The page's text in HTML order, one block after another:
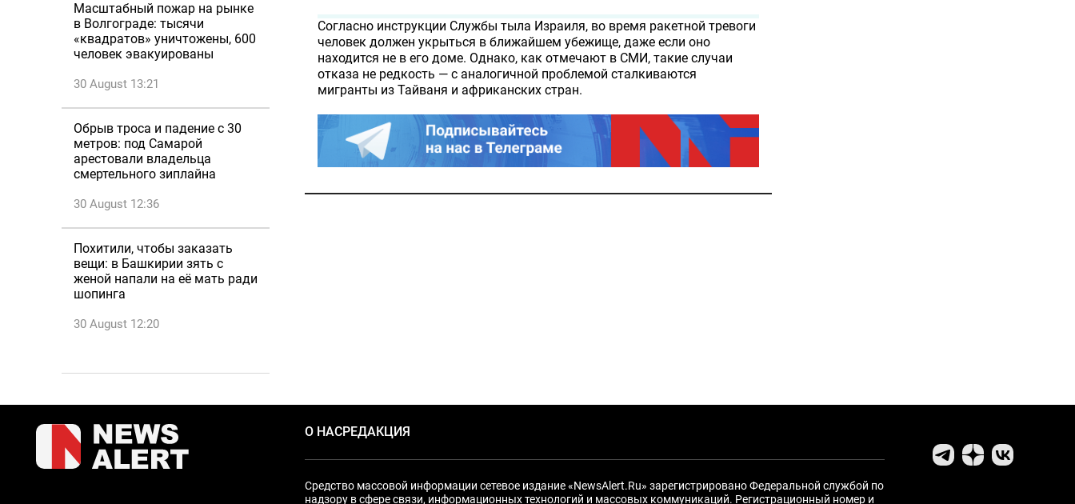
Масштабный пожар на рынке
в Волгограде: тысячи
«квадратов» уничтожены, 600
человек эвакуированы
30 August 13:21
Обрыв троса и падение с 30
метров: под Самарой
арестовали владельца
смертельного зиплайна
30 August 12:36
Похитили, чтобы заказать
вещи: в Башкирии зять с
женой напали на её мать ради
шопинга
30 August 12:20
Согласно инструкции Службы тыла Израиля, во время ракетной тревоги
человек должен укрыться в ближайшем убежище, даже если оно
находится не в его доме. Однако, как отмечают в СМИ, такие случаи
отказа не редкость — с аналогичной проблемой сталкиваются
мигранты из Тайваня и африканских стран.
О НАСРЕДАКЦИЯ
Средство массовой информации сетевое издание «NewsAlert.Ru» зарегистрировано Федеральной службой по
надзору в сфере связи, информационных технологий и массовых коммуникаций. Регистрационный номер и